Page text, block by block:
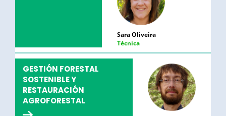
Sara Oliveira
Técnica
GESTIÓN FORESTAL
SOSTENIBLE Y
RESTAURACIÓN
AGROFORESTAL